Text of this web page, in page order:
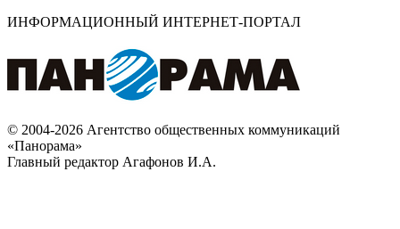
ИНФОРМАЦИОННЫЙ ИНТЕРНЕТ-ПОРТАЛ
© 2004-2026 Агентство общественных коммуникаций
«Панорама»
Главный редактор Агафонов И.А.